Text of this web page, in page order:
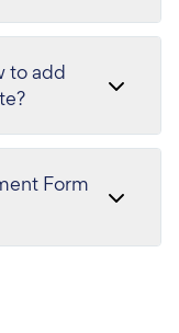
to add
Form